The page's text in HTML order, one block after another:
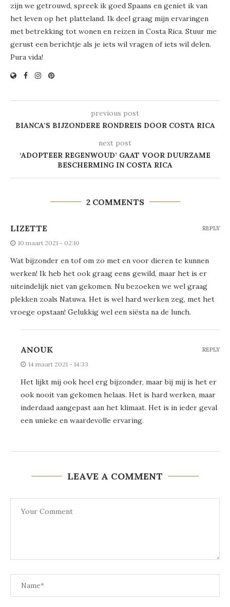
zijn we getrouwd, spreek ik goed Spaans en geniet ik van
het leven op het platteland. Ik deel graag mijn ervaringen
met betrekking tot wonen en reizen in Costa Rica. Stuur me
gerust een berichtje als je iets wil vragen of iets wil delen.
Pura vida!
previous post
BIANCA’S BIJZONDERE RONDREIS DOOR COSTA RICA
next post
‘ADOPTEER REGENWOUD’ GAAT VOOR DUURZAME
BESCHERMING IN COSTA RICA
2 COMMENTS
LIZETTE
10 maart 2021 - 02:10
Wat bijzonder en tof om zo met en voor dieren te kunnen
werken! Ik heb het ook graag eens gewild, maar het is er
uiteindelijk niet van gekomen. Nu bezoeken we wel graag
plekken zoals Natuwa. Het is wel hard werken zeg, met het
vroege opstaan! Gelukkig wel een siësta na de lunch.
REPLY
ANOUK
14 maart 2021 - 14:33
Het lijkt mij ook heel erg bijzonder, maar bij mij is het er
ook nooit van gekomen helaas. Het is hard werken, maar
inderdaad aangepast aan het klimaat. Het is in ieder geval
een unieke en waardevolle ervaring.
REPLY
LEAVE A COMMENT